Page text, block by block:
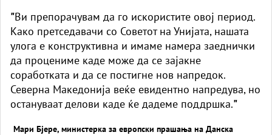
"Ви препорачувам да го искористите овој период.
Како претседавачи со Советот на Унијата, нашата
улога е конструктивна и имаме намера заеднички
да процениме каде може да се зајакне
соработката и да се постигне нов напредок.
Северна Македонија веќе евидентно напредува, но
остануваат делови каде ќе дадеме поддршка."
Мари Бјере, министерка за европски прашања на Данска